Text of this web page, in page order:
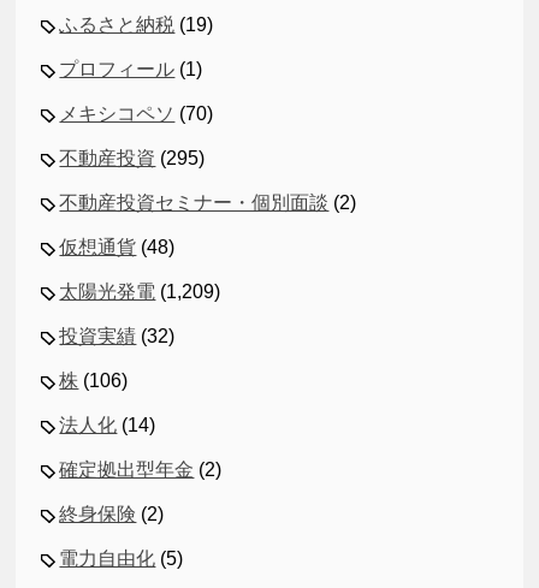
ふるさと納税 (19)
プロフィール (1)
メキシコペソ (70)
不動産投資 (295)
不動産投資セミナー・個別面談 (2)
仮想通貨 (48)
太陽光発電 (1,209)
投資実績 (32)
株 (106)
法人化 (14)
確定拠出型年金 (2)
終身保険 (2)
電力自由化 (5)